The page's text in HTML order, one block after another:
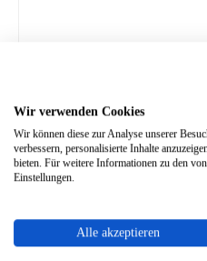
Wir verwenden Cookies
Wir können diese zur Analyse unserer
verbessern, personalisierte Inhalte
bieten. Für weitere Informationen zu den
Einstellungen.
Alle akzeptieren